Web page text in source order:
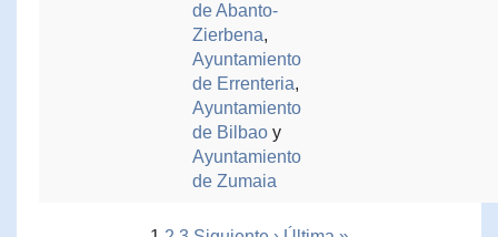
de Abanto-
Zierbena,
Ayuntamiento
de Errenteria,
Ayuntamiento
de Bilbao y
Ayuntamiento
de Zumaia